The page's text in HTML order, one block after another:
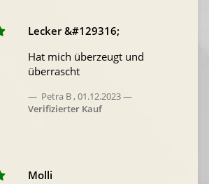
Lecker &#129316;
Hat mich überzeugt und
überrascht
Petra B, 01.12.2023
Verifizierter Kauf
Molli